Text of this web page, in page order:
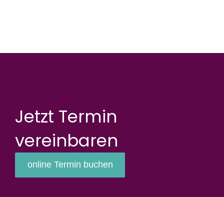
Jetzt Termin
vereinbaren
online Termin buchen